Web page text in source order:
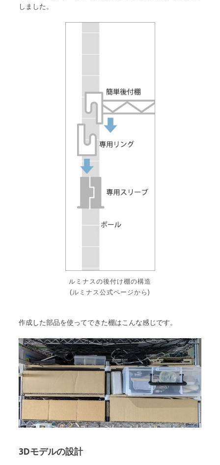
しました。
ルミナスの後付け棚の構造
(ルミナス公式ページから)
作成した部品を使ってできた棚はこんな感じです。
3Dモデルの設計